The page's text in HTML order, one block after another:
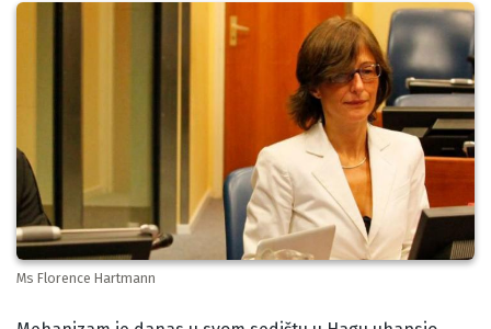
Ms Florence Hartmann